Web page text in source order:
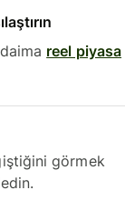
reel piyasa
görmek